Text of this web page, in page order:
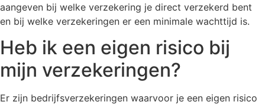
aangeven bij welke verzekering je direct verzekerd bent
en bij welke verzekeringen er een minimale wachttijd is.
Heb ik een eigen risico bij
mijn verzekeringen?
Er zijn bedrijfsverzekeringen waarvoor je een eigen risico